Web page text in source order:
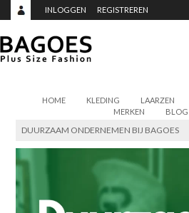
INLOGGEN REGISTREREN
HOME KLEDING LAARZEN
MERKEN
BLOG
DUURZAAM ONDERNEMEN BIJ BAGOES